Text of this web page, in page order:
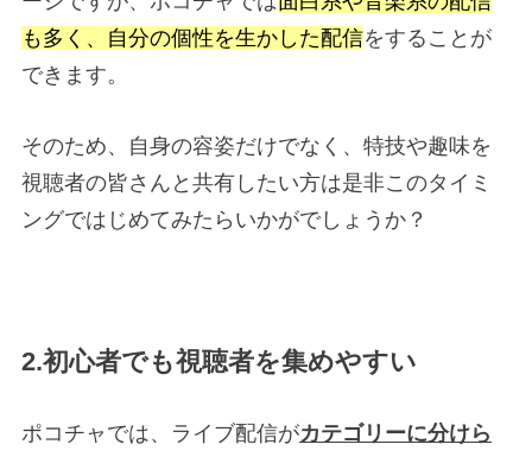
も多く、自分の個性を生かした配信をすることが
できます。
そのため、自身の容姿だけでなく、特技や趣味を
視聴者の皆さんと共有したい方は是非このタイミ
ングではじめてみたらいかがでしょうか？
2.初心者でも視聴者を集めやすい
ポコチャでは、ライブ配信がカテゴリーに分けら